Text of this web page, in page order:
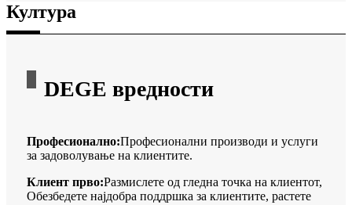
Култура
DEGE вредности
Професионално:Професионални производи и услуги
за задоволување на клиентите.
Клиент прво:Размислете од гледна точка на клиентот,
Обезбедете најдобра поддршка за клиентите, растете